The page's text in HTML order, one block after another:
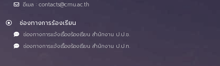
อีเมล : contacts@cmu.ac.th
ช่องทางการร้องเรียน
ช่องทางการแจ้งเรื่องร้องเรียน สำนักงาน ป.ป.ช.
ช่องทางการแจ้งเรื่องร้องเรียน สำนักงาน ป.ป.ท.